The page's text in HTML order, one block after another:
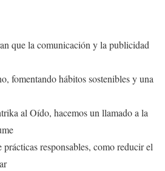
que la comunicación y la publicidad
fomentando hábitos sostenibles y una
al Oído, hacemos un llamado a la
prácticas responsables, como reducir el